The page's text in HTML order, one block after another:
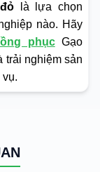
là lựa chọn
nào. Hãy
phụcGạo
trải nghiệm sản